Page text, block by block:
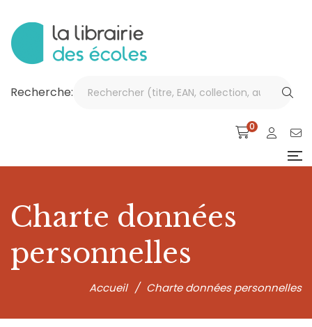
Recherche:
0
Charte données
personnelles
Accueil / Charte données personnelles